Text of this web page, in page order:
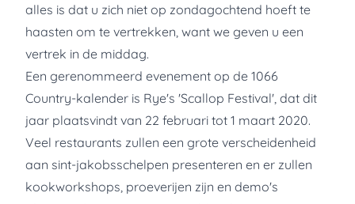
alles is dat u zich niet op zondagochtend hoeft te
haasten om te vertrekken, want we geven u een
vertrek in de middag.
Een gerenommeerd evenement op de 1066
Country-kalender is Rye's 'Scallop Festival', dat dit
jaar plaatsvindt van 22 februari tot 1 maart 2020.
Veel restaurants zullen een grote verscheidenheid
aan sint-jakobsschelpen presenteren en er zullen
kookworkshops, proeverijen zijn en demo's